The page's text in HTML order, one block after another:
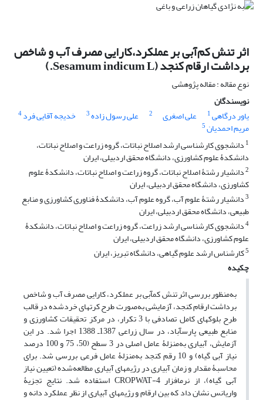
اثر تنش کم‌آبی بر عملکرد،کارایی مصرف آب و شاخص
برداشت ارقام کنجد (Sesamum indicum L.)
نوع مقاله : مقاله پژوهشی
نویسندگان
یاور درگاهی1 علی اصغری 2 علی رسول زاده3 خدیجه آقایی فرد4
مریم احمدیان5
1 دانشجوی کارشناسی ارشد اصلاح نباتات، گروه زراعت و اصلاح نباتات،
دانشکدۀ علوم کشاورزی، دانشگاه محقق اردبیلی، ایران‌
2دانشیار رشتۀ اصلاح نباتات، گروه زراعت و اصلاح نباتات، دانشکدۀ علوم
کشاورزی، دانشگاه محقق اردبیلی، ایران
3دانشیار رشتۀ علوم آب، گروه علوم آب، دانشکدۀ فناوری کشاورزی و منابع
طبیعی، دانشگاه محقق اردبیلی، ایران‌
4دانشجوی کارشناسی ارشد زراعت، گروه زراعت و اصلاح نباتات، دانشکدۀ
علوم کشاورزی، دانشگاه محقق اردبیلی، ایران‌
5کارشناس ارشد علوم گیاهی، دانشگاه تبریز، ایران‌
چکیده
به‌منظور بررسی اثر تنش کم‏آبی بر عملکرد، کارایی مصرف آب و شاخص
برداشت ارقام کنجد، آزمایشی به‌صورت طرح کرت‏های خرد‌شده در قالب
طرح بلوک‏های کامل تصادفی با 3 تکرار، در مرکز تحقیقات کشاورزی و
منابع طبیعی پارس‏آباد، در سال زراعی 1387‌ـ 1388 اجرا شد. در این
آزمایش، آبیاری به‌منزلۀ عامل اصلی در 3 سطح (50، 75 و 100 درصد
نیاز آبی گیاه) و 10 رقم کنجد به‌منزلۀ عامل فرعی بررسی شد. برای
محاسبۀ مقدار و زمان آبیاری در رژیم‏های آبیاری مطالعه‌شده (تعیین نیاز
آبی گیاه)، از نرم‏افزار CROPWAT-4 استفاده شد. نتایج تجزیۀ
واریانس نشان داد که بین ارقام و رژیم‏های آبیاری از نظر عملکرد دانه و